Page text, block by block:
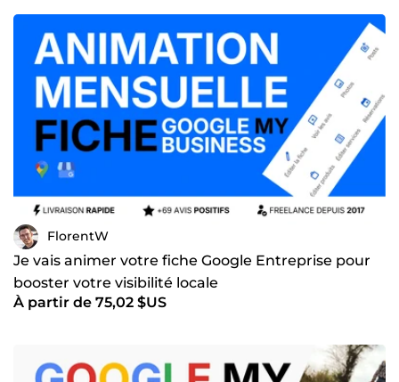
FlorentW
Je vais animer votre fiche Google Entreprise pour
booster votre visibilité locale
À partir de 75,02 $US